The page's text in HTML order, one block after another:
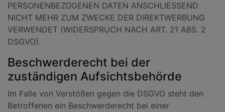
PERSONENBEZOGENEN DATEN ANSCHLIESSEND
NICHT MEHR ZUM ZWECKE DER DIREKTWERBUNG
VERWENDET (WIDERSPRUCH NACH ART. 21 ABS. 2
DSGVO).
Beschwerde­recht bei der
zuständigen Aufsichts­behörde
Im Falle von Verstößen gegen die DSGVO steht den
Betroffenen ein Beschwerderecht bei einer